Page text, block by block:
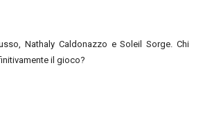
Nathaly Caldonazzo e Soleil Sorge. Chi
il gioco?